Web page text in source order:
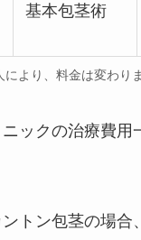
基本包茎術
より、料金は変わりま
ックの治療費用
トン包茎の場合